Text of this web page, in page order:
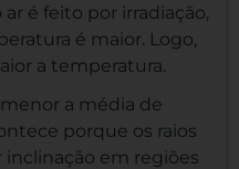
é feito por irradiação,
é maior. Logo,
a temperatura.
a média de
porque os raios
em regiões